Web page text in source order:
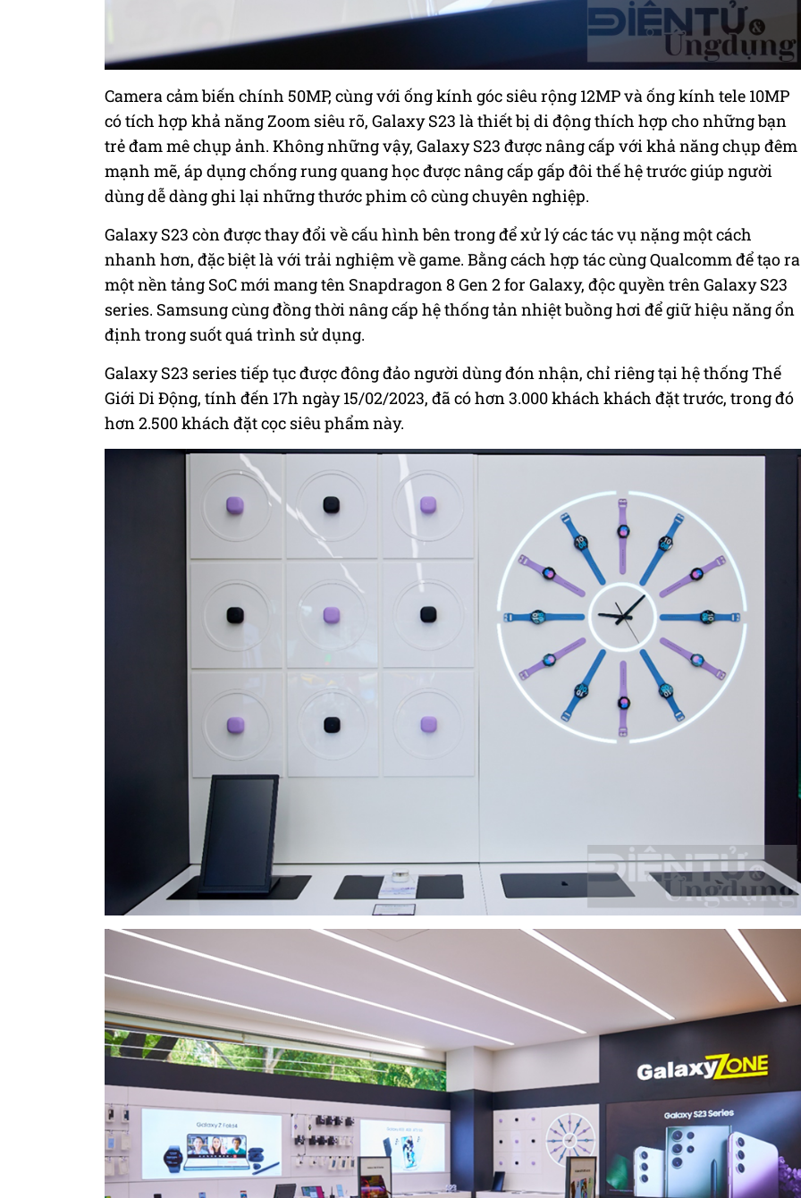
Camera cảm biến chính 50MP, cùng với ống kính góc siêu rộng 12MP và ống kính tele 10MP
có tích hợp khả năng Zoom siêu rõ, Galaxy S23 là thiết bị di động thích hợp cho những bạn
trẻ đam mê chụp ảnh. Không những vậy, Galaxy S23 được nâng cấp với khả năng chụp đêm
mạnh mẽ, áp dụng chống rung quang học được nâng cấp gấp đôi thế hệ trước giúp người
dùng dễ dàng ghi lại những thước phim cô cùng chuyên nghiệp.
Galaxy S23 còn được thay đổi về cấu hình bên trong để xử lý các tác vụ nặng một cách
nhanh hơn, đặc biệt là với trải nghiệm về game. Bằng cách hợp tác cùng Qualcomm để tạo ra
một nền tảng SoC mới mang tên Snapdragon 8 Gen 2 for Galaxy, độc quyền trên Galaxy S23
series. Samsung cùng đồng thời nâng cấp hệ thống tản nhiệt buồng hơi để giữ hiệu năng ổn
định trong suốt quá trình sử dụng.
Galaxy S23 series tiếp tục được đông đảo người dùng đón nhận, chỉ riêng tại hệ thống Thế
Giới Di Động, tính đến 17h ngày 15/02/2023, đã có hơn 3.000 khách khách đặt trước, trong đó
hơn 2.500 khách đặt cọc siêu phẩm này.